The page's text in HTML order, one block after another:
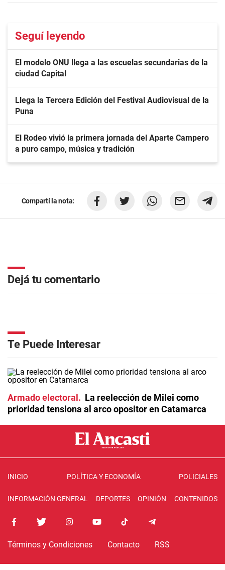
Seguí leyendo
El modelo ONU llega a las escuelas secundarias de la
ciudad Capital
Llega la Tercera Edición del Festival Audiovisual de la
Puna
El Rodeo vivió la primera jornada del Aparte Campero
a puro campo, música y tradición
Compartí la nota:
Dejá tu comentario
Te Puede Interesar
Armado electoral
La reelección de Milei como
prioridad tensiona al arco opositor en Catamarca
INICIO POLÍTICA Y ECONOMÍA POLICIALES
INFORMACIÓN GENERAL DEPORTES OPINIÓN CONTENIDOS
Términos y Condiciones Contacto RSS